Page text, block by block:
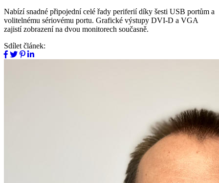
Nabízí snadné připojední celé řady periferií díky šesti USB portům a
volitelnému sériovému portu. Grafické výstupy DVI-D a VGA
zajistí zobrazení na dvou monitorech současně.
Sdílet článek: